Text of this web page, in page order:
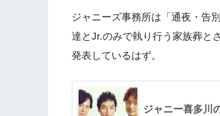
ジャニーズ事務所は「通夜・告
達とJr.のみで執り行う家族葬と
発表しているはず。
ジャニー喜多川